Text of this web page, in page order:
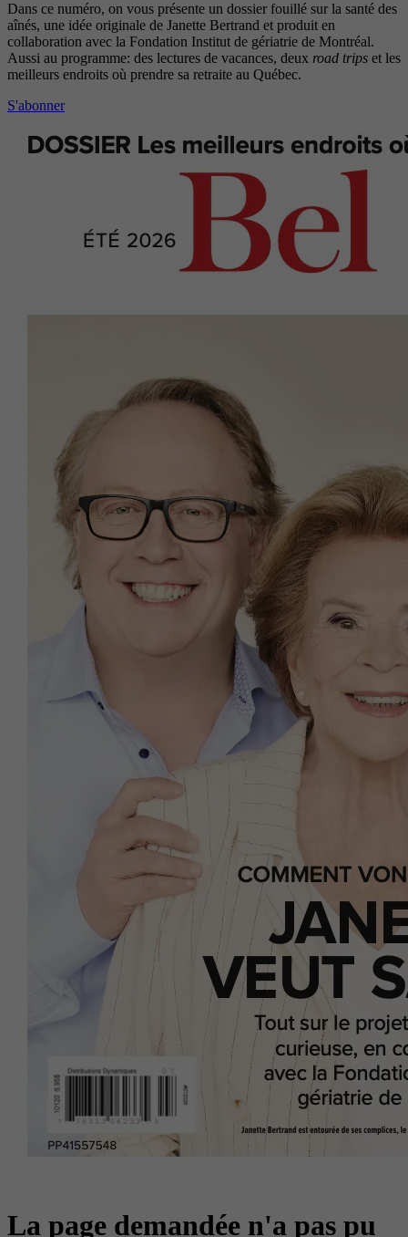
Dans ce numéro, on vous présente un dossier fouillé sur la santé des
aînés, une idée originale de Janette Bertrand et produit en
collaboration avec la Fondation Institut de gériatrie de Montréal.
Aussi au programme: des lectures de vacances, deux road trips et les
meilleurs endroits où prendre sa retraite au Québec.
S'abonner
La page demandée n'a pas pu